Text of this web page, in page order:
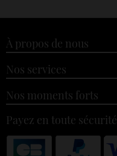
À propos de nous
Nos services
Nos moments forts
Payez en toute sécurité